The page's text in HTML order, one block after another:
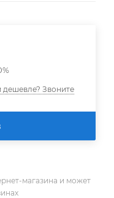
Звоните
магазина и может